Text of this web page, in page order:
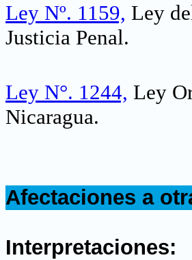
Ley Nº. 1159, Ley
Justicia Penal.
Ley N°. 1244, Ley
Nicaragua.
Afectaciones a
Interpretaciones: